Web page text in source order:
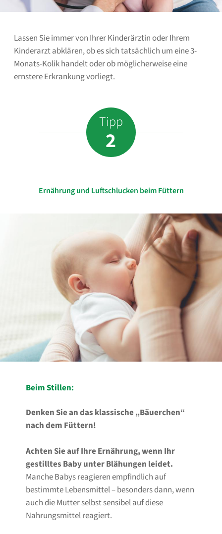
Lassen Sie immer von Ihrer Kinderärztin oder Ihrem
Kinderarzt abklären, ob es sich tatsächlich um eine 3-
Monats-Kolik handelt oder ob möglicherweise eine
ernstere Erkrankung vorliegt.
Tipp
2
Ernährung und Luftschlucken beim Füttern
Beim Stillen:
Denken Sie an das klassische „Bäuerchen“
nach dem Füttern!
Achten Sie auf Ihre Ernährung, wenn Ihr
gestilltes Baby unter Blähungen leidet.
Manche Babys reagieren empfindlich auf
bestimmte Lebensmittel – besonders dann, wenn
auch die Mutter selbst sensibel auf diese
Nahrungsmittel reagiert.